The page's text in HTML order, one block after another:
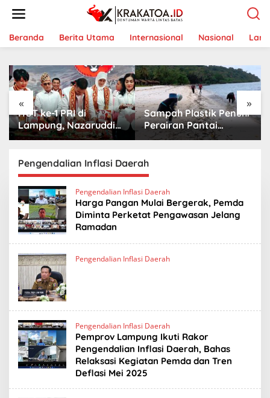
t
Beranda Berita Utama Internasional Nasional
« »
HUT ke-1 PRI di
Lampung, Nazaruddin
Launching 800
Indonesia
Sampah Plastik Penuhi
Perairan Pantai
Mutun-Pulau Tangkil,
Tangan
Pengendalian Inflasi Daerah
Pengendalian Inflasi Daerah
Harga Pangan Mulai Bergerak, Pemda
Diminta Perketat Pengawasan Jelang
Ramadan
Pengendalian Inflasi Daerah
Pengendalian Inflasi Daerah
Pemprov Lampung Ikuti Rakor
Pengendalian Inflasi Daerah, Bahas
Relaksasi Kegiatan Pemda dan Tren
Deflasi Mei 2025